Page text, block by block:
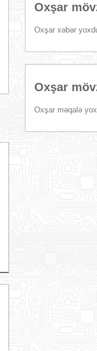
Oxşar
Oxşar xəbər
Oxşar
Oxşar məqalə